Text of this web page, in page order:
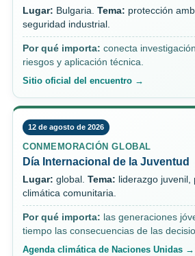
Lugar: Bulgaria. Tema: protección
seguridad industrial.
Por qué importa: conecta
riesgos y aplicación técnica.
Sitio oficial del encuentro →
12 de agosto de 2026
CONMEMORACIÓN GLOBAL
Día Internacional de la Juventud
Lugar: global. Tema: liderazgo
climática comunitaria.
Por qué importa: las generaciones
tiempo las consecuencias de las
Agenda climática de Naciones Unidas →